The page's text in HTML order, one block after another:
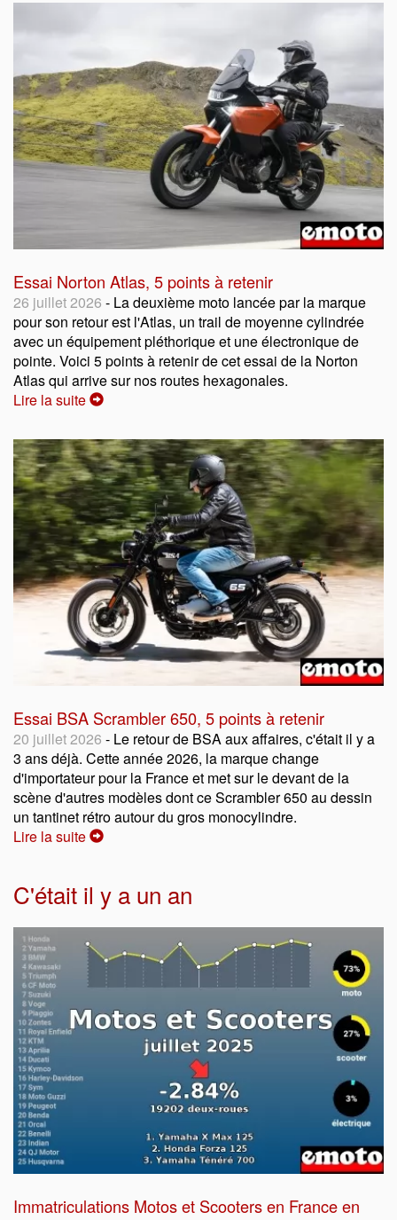
Essai Norton Atlas, 5 points à retenir
26 juillet 2026 - La deuxième moto lancée par la marque
pour son retour est l'Atlas, un trail de moyenne cylindrée
avec un équipement pléthorique et une électronique de
pointe. Voici 5 points à retenir de cet essai de la Norton
Atlas qui arrive sur nos routes hexagonales.
Lire la suite
Essai BSA Scrambler 650, 5 points à retenir
20 juillet 2026 - Le retour de BSA aux affaires, c'était il y a
3 ans déjà. Cette année 2026, la marque change
d'importateur pour la France et met sur le devant de la
scène d'autres modèles dont ce Scrambler 650 au dessin
un tantinet rétro autour du gros monocylindre.
Lire la suite
C'était il y a un an
Immatriculations Motos et Scooters en France en